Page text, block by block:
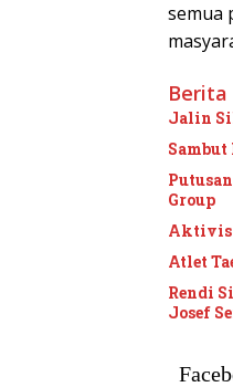
semua
Jalin
Group
Aktivis
Atlet
Rendi
Josef